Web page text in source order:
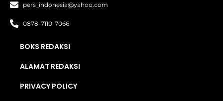
pers_indonesia@yahoo.com
0878-7110-7066
BOKS REDAKSI
ALAMAT REDAKSI
PRIVACY POLICY